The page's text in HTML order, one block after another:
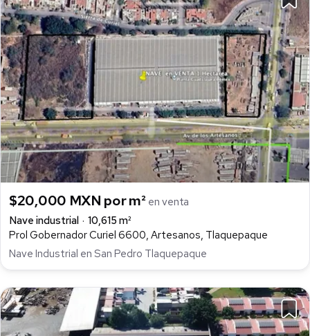
$20,000 MXN por m² en venta
Nave industrial
10,615 m²
Prol Gobernador Curiel 6600, Artesanos, Tlaquepaque
Nave Industrial en San Pedro Tlaquepaque